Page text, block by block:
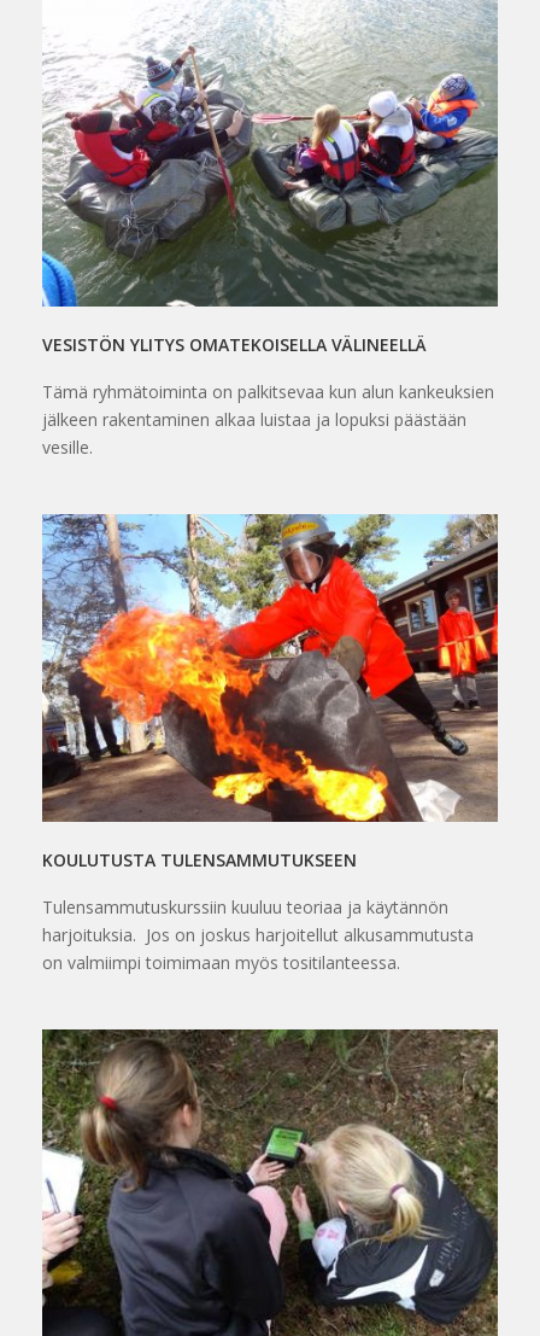
VESISTÖN YLITYS OMATEKOISELLA VÄLINEELLÄ
Tämä ryhmätoiminta on palkitsevaa kun alun kankeuksien
jälkeen rakentaminen alkaa luistaa ja lopuksi päästään
vesille.
KOULUTUSTA TULENSAMMUTUKSEEN
Tulensammutuskurssiin kuuluu teoriaa ja käytännön
harjoituksia. Jos on joskus harjoitellut alkusammutusta
on valmiimpi toimimaan myös tositilanteessa.